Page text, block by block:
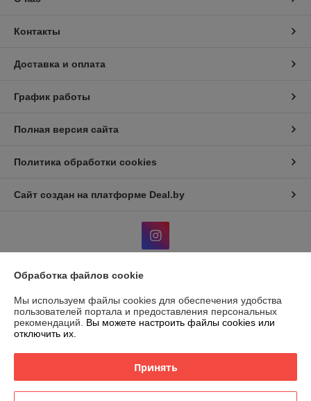
Контакты
Доставка и оплата
График работы
Полная версия сайта
Политика обработки cookies
Сайт создан на платформе Deal.by
Юридическое лицо:ООО "ВЭДЭЭМ"
ГРОДНО, УЛ. ЩОРСА, ДОМ 11, КОРПУС А, ОФ. 11, ПОМ, 230003
комитет
Обработка файлов cookie
Мы используем файлы cookies для обеспечения удобства
пользователей портала и предоставления персональных
рекомендаций. Вы можете настроить файлы cookies или
отключить их.
Принять